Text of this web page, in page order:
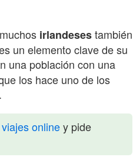
irlandesestambién
un elemento clave de su
una población con una
los hace uno de los
onliney pide